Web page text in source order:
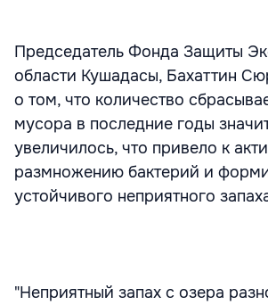
Председатель Фонда Защиты
области Кушадасы, Бахаттин
о том, что количество
мусора в последние годы
увеличилось, что привело к
размножению бактерий и
устойчивого неприятного
"Неприятный запах с озера